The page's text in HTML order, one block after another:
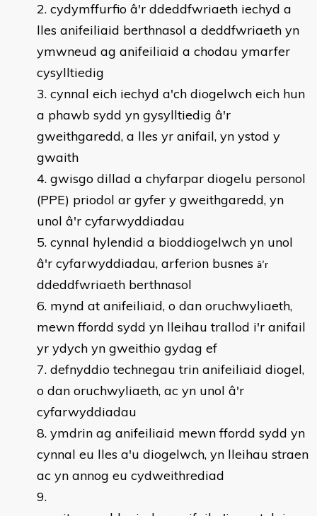
cydymffurfio â'r ddeddfwriaeth iechyd a
lles anifeiliaid berthnasol a deddfwriaeth yn
ymwneud ag anifeiliaid a chodau ymarfer
cysylltiedig
cynnal eich iechyd a'ch diogelwch eich hun
a phawb sydd yn gysylltiedig â'r
gweithgaredd, a lles yr anifail, yn ystod y
gwaith
gwisgo dillad a chyfarpar diogelu personol
(PPE) priodol ar gyfer y gweithgaredd, yn
unol â'r cyfarwyddiadau
cynnal hylendid a bioddiogelwch yn unol
â'r cyfarwyddiadau, arferion busnes â’r
ddeddfwriaeth berthnasol
mynd at anifeiliaid, o dan oruchwyliaeth,
mewn ffordd sydd yn lleihau trallod i'r anifail
yr ydych yn gweithio gydag ef
defnyddio technegau trin anifeiliaid diogel,
o dan oruchwyliaeth, ac yn unol â'r
cyfarwyddiadau
ymdrin ag anifeiliaid mewn ffordd sydd yn
cynnal eu lles a'u diogelwch, yn lleihau straen
ac yn annog eu cydweithrediad